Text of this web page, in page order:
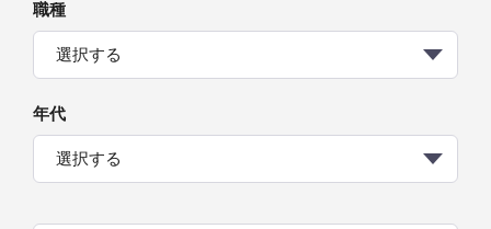
職種
選択する
年代
選択する